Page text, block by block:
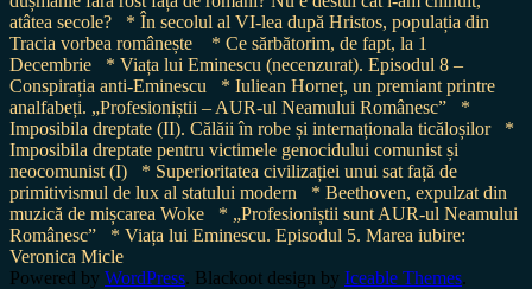
atâtea secole?
* În secolul al VI-lea după Hristos, populația din
Tracia vorbea românește
* Ce sărbătorim, de fapt, la 1
Decembrie
* Viața lui Eminescu (necenzurat). Episodul 8 –
Conspirația anti-Eminescu
* Iuliean Horneț, un premiant printre
analfabeți. „Profesioniștii – AUR-ul Neamului Românesc”
*
Imposibila dreptate (II). Călăii în robe și internaționala ticăloșilor
*
Imposibila dreptate pentru victimele genocidului comunist și
neocomunist (I)
* Superioritatea civilizației unui sat față de
primitivismul de lux al statului modern
* Beethoven, expulzat din
muzică de mișcarea Woke
* „Profesioniștii sunt AUR-ul Neamului
Românesc”
* Viața lui Eminescu. Episodul 5. Marea iubire:
Veronica Micle
Powered by WordPress. Blackoot design by Iceable Themes.